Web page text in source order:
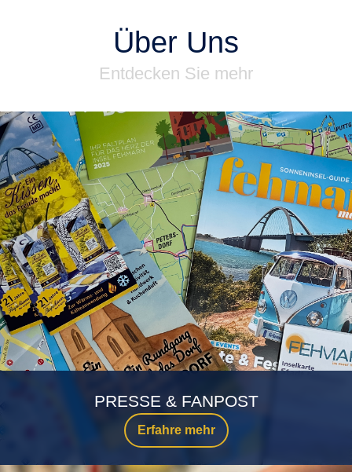
Über Uns
Entdecken Sie mehr
Erfahre mehr
PRESSE & FANPOST